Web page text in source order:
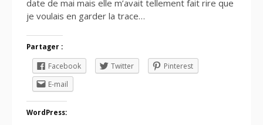
date de mai mais elle m’avait tellement fait rire que
je voulais en garder la trace…
Partager :
Facebook Twitter
Pinterest
E-mail
WordPress: